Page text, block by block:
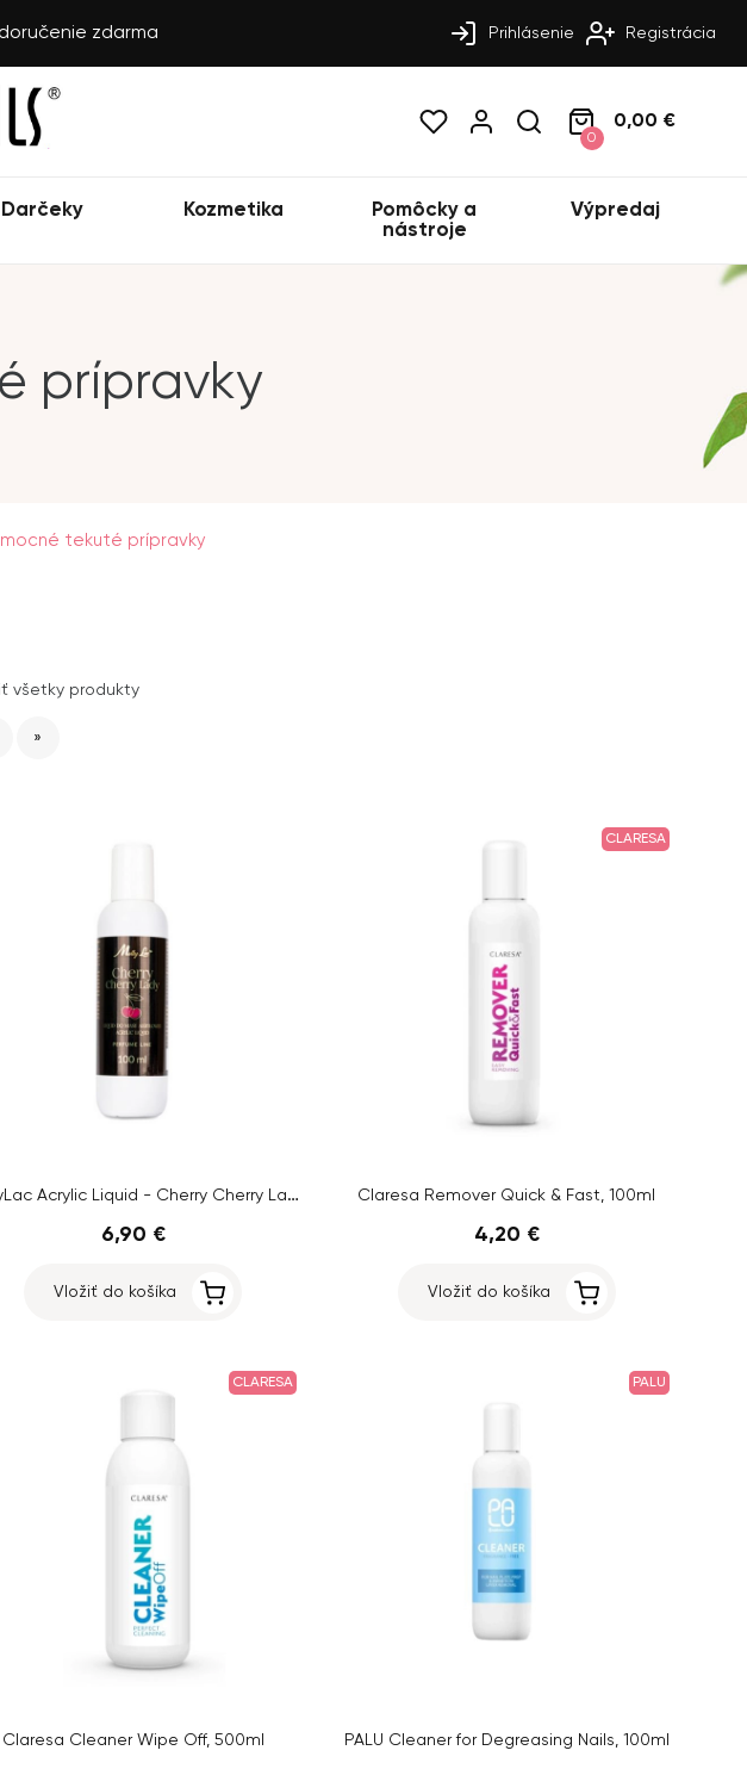
zdarma Prihlásenie Registrácia
0
0,00 €
Darčeky Kozmetika
Pomôcky a
nástroje
Výpredaj
prípravky
tekuté prípravky
všetky produkty
»
MollyLac Acrylic Liquid - Cherry Cherry Lady, 100ml
6,90 €
Vložiť do košíka
CLARESA
Claresa Remover Quick & Fast, 100ml
4,20 €
Vložiť do košíka
CLARESA
Claresa Cleaner Wipe Off, 500ml
PALU
PALU Cleaner for Degreasing Nails, 100ml